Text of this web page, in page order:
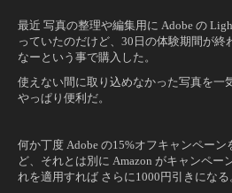
最近 写真の整理や編集用に Adobe の
っていたのだけど、30日の体験期間が
なーという事で購入した。
使えない間に取り込めなかった写真を一
やっぱり便利だ。
何か丁度 Adobe の15%オフキャンペー
ど、それとは別に Amazon がキャンペー
れを適用すれば さらに1000円引きになる